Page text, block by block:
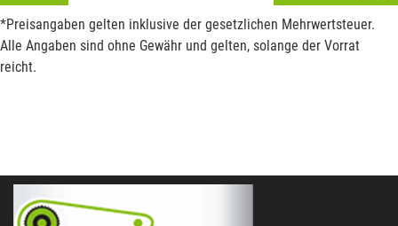
*Preisangaben gelten inklusive der gesetzlichen Mehrwertsteuer.
Alle Angaben sind ohne Gewähr und gelten, solange der Vorrat
reicht.